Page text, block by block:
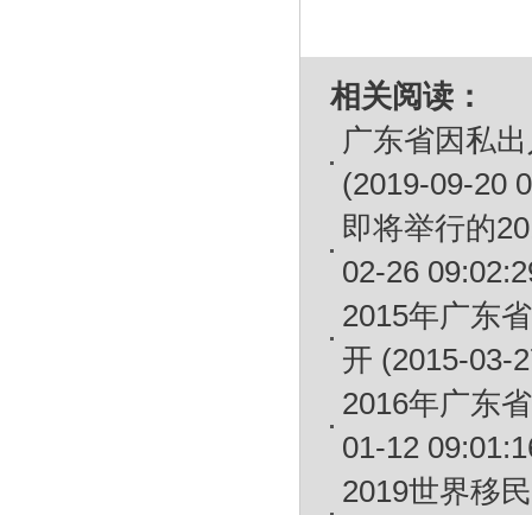
相关阅读：
广东省因私
(2019-09-20
即将举行的
02-26
2015年广东
开 (2015-03-
2016年广东
01-12
2019世界移